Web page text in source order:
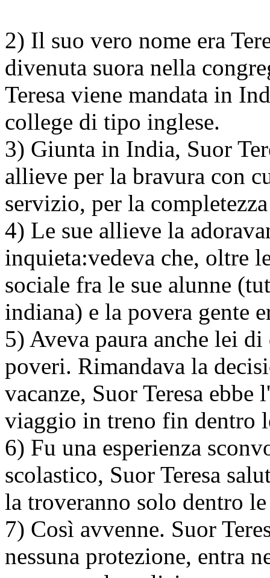
2) Il suo vero nome era
divenuta suora nella
Teresa viene mandata in
college di tipo inglese.
3) Giunta in India, Suor
allieve per la bravura con
servizio, per la
4) Le sue allieve la
inquieta:vedeva che, oltre
sociale fra le sue alunne
indiana) e la povera gente
5) Aveva paura anche lei
poveri. Rimandava la
vacanze, Suor Teresa
viaggio in treno fin dentro
6) Fu una esperienza
scolastico, Suor Teresa
la troveranno solo dentro
7) Così avvenne. Suor
nessuna protezione, entra